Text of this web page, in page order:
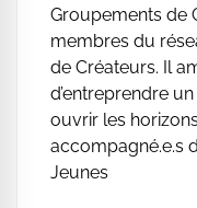
Groupements de
membres du
de Créateurs. Il
d’entreprendre
ouvrir les
accompagné.e.s
Jeunes